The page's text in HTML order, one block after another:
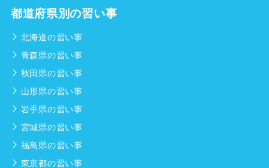
都道府県別の習い事
北海道の習い事
青森県の習い事
秋田県の習い事
山形県の習い事
岩手県の習い事
宮城県の習い事
福島県の習い事
東京都の習い事